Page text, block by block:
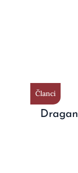
Članci